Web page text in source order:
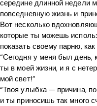
середине длинной недели
повседневную жизнь и
Вот несколько
которые ты можешь
показать своему парню,
“Сегодня у меня был день,
ты в моей жизни, и я с
мой свет!”
“Твоя улыбка — причина,
и ты приносишь так много